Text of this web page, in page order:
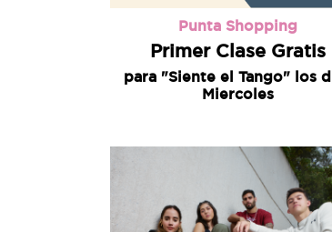
Punta Shopping
Primer Clase Gratis
para "Siente el Tango" los
Miercoles